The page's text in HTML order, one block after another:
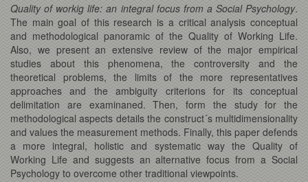
Quality of workig life: an integral focus from a Social Psychology.
The main goal of this research is a critical analysis conceptual
and methodological panoramic of the Quality of Working Life.
Also, we present an extensive review of the major empirical
studies about this phenomena, the controversity and the
theoretical problems, the limits of the more representatives
approaches and the ambiguity criterions for its conceptual
delimitation are examinaned. Then, form the study for the
methodological aspects details the construct´s multidimensionality
and values the measurement methods. Finally, this paper defends
a more integral, holistic and systematic way the Quality of
Working Life and suggests an alternative focus from a Social
Psychology to overcome other traditional viewpoints.